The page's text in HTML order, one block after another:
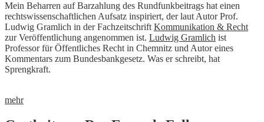
Mein Beharren auf Barzahlung des Rundfunkbeitrags hat einen
rechtswissenschaftlichen Aufsatz inspiriert, der laut Autor Prof.
Ludwig Gramlich in der Fachzeitschrift Kommunikation & Recht
zur Veröffentlichung angenommen ist. Ludwig Gramlich ist
Professor für Öffentliches Recht in Chemnitz und Autor eines
Kommentars zum Bundesbankgesetz. Was er schreibt, hat
Sprengkraft.
mehr